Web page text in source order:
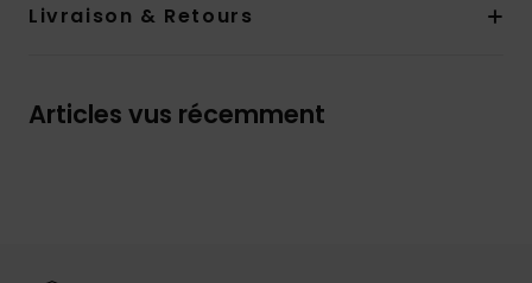
Livraison & Retours
Articles vus récemment